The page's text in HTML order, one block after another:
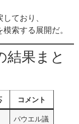
ており、
索する展開だ。
結果まと
コメント
パウエル議